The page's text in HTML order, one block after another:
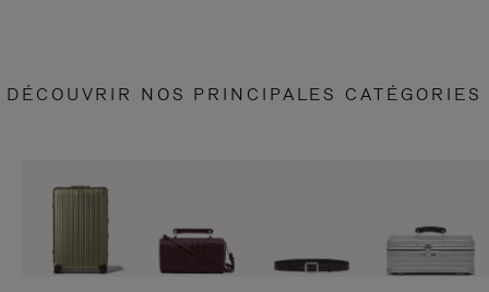
DÉCOUVRIR NOS PRINCIPALES CATÉGORIES